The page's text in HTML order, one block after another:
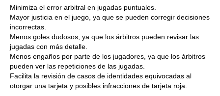
Minimiza el error arbitral en jugadas puntuales.
Mayor justicia en el juego, ya que se pueden corregir decisiones
incorrectas.
Menos goles dudosos, ya que los árbitros pueden revisar las
jugadas con más detalle.
Menos engaños por parte de los jugadores, ya que los árbitros
pueden ver las repeticiones de las jugadas.
Facilita la revisión de casos de identidades equivocadas al
otorgar una tarjeta y posibles infracciones de tarjeta roja.